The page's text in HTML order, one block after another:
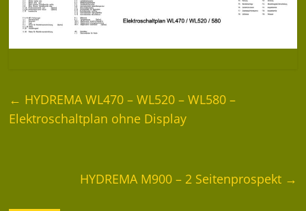
← HYDREMA WL470 – WL520 – WL580 –
Elektroschaltplan ohne Display
HYDREMA M900 – 2 Seitenprospekt →